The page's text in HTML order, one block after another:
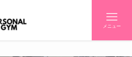
メニュー